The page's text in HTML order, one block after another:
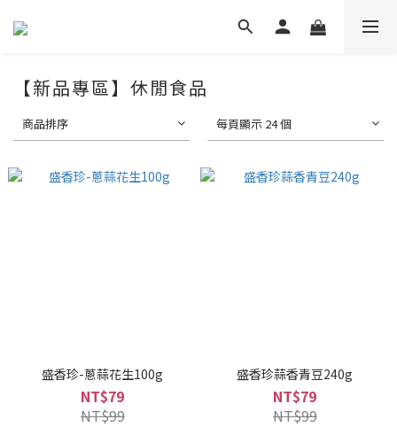
【新品專區】休閒食品
商品排序 每頁顯示 24 個
盛香珍-蔥蒜花生100g
NT$79
NT$99
盛香珍蒜香青豆240g
NT$79
NT$99